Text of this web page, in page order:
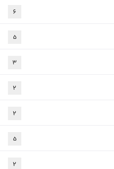
۶
۵
۳
۲
۲
۵
۲